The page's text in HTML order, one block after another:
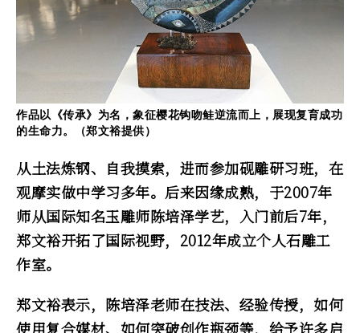
作品以《传承》为名，象征樱花钩吻鲑逆流而上，展现复育成功
的生命力。（郑文裕提供）
从土法炼钢、自我摸索，进而参加砚雕研习班，在
观摩实做中学习多年。后来因缘成熟，于2007年
师从国际知名玉雕师陈培泽学艺，入门前后7年，
郑文裕开拓了国际视野，2012年成立个人石雕工
作室。
郑文裕表示，陈培泽老师在技法、经验传授，如何
使用复合媒材、如何突破创作瓶颈等，给予许多启